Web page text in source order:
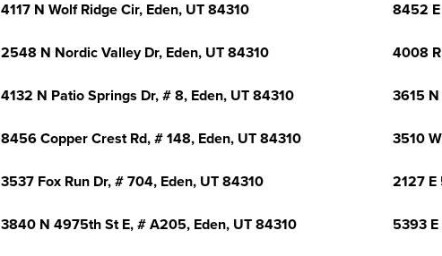
4117 N Wolf Ridge Cir, Eden, UT 84310 8452 E
2548 N Nordic Valley Dr, Eden, UT 84310 4008
4132 N Patio Springs Dr, # 8, Eden, UT 84310 3615
8456 Copper Crest Rd, # 148, Eden, UT 84310 3510
3537 Fox Run Dr, # 704, Eden, UT 84310 2127
3840 N 4975th St E, # A205, Eden, UT 84310 5393